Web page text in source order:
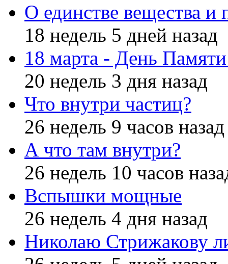
О единстве вещества и
18 недель 5 дней назад
18 марта - День
20 недель 3 дня назад
Что внутри частиц?
26 недель 9 часов назад
А что там внутри?
26 недель 10 часов
Вспышки мощные
26 недель 4 дня назад
Николаю Стрижакову